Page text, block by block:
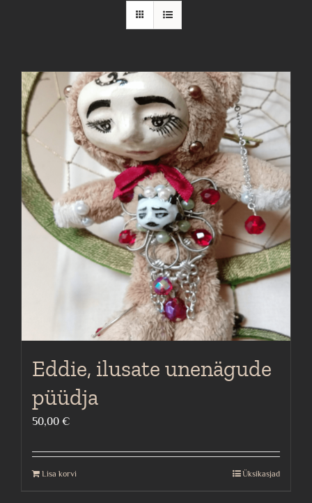
Eddie, ilusate unenägude
püüdja
50,00 €
Lisa korvi Üksikasjad